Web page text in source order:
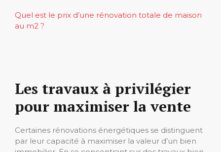
Quel est le prix d’une rénovation totale de maison
au m2 ?
Les travaux à privilégier
pour maximiser la vente
Certaines rénovations énergétiques se distinguent
par leur capacité à maximiser la valeur d’un bien